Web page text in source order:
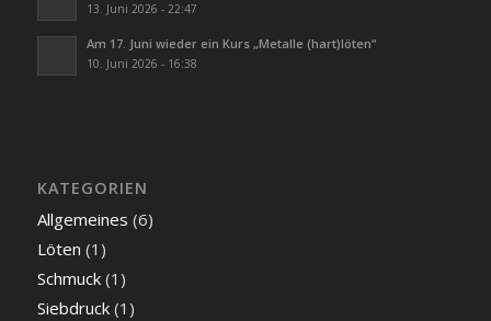
13. Juni 2026 - 22:47
Am 17. Juni wieder ein Kurs „Metalle (hart)löten“
10. Juni 2026 - 16:38
KATEGORIEN
Allgemeines (6)
Löten (1)
Schmuck(1)
Siebdruck(1)